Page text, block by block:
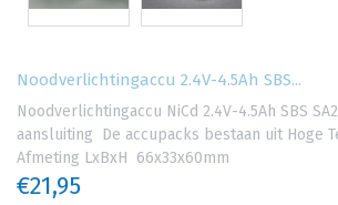
Noodverlichtingaccu 2.4V-4.5Ah SBS...
Noodverlichtingaccu NiCd 2.4V-4.5Ah SBS
aansluiting De accupacks bestaan uit Hoge
Afmeting LxBxH 66x33x60mm
€21,95